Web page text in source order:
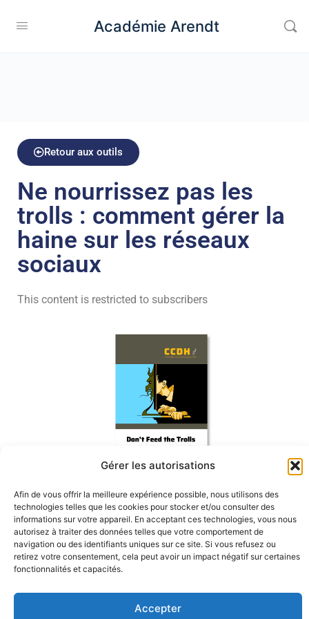
Gérer les autorisations
Afin de vous offrir la meilleure expérience possible, nous utilisons des
technologies telles que les cookies pour stocker et/ou consulter des
informations sur votre appareil. En acceptant ces technologies, vous nous
autorisez à traiter des données telles que votre comportement de
navigation ou des identifiants uniques sur ce site. Si vous refusez ou
retirez votre consentement, cela peut avoir un impact négatif sur certaines
fonctionnalités et capacités.
Accepter
Académie Arendt
Retour aux outils
Ne nourrissez pas les
trolls : comment gérer la
haine sur les réseaux
sociaux
This content is restricted to subscribers
Matériel